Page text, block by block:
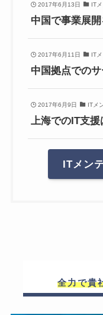
2017年6月13日 IT
中国で事業展
2017年6月11日 IT
中国拠点での
2017年6月9日 ITメ
上海でのIT支援
ITメン
全力で貴